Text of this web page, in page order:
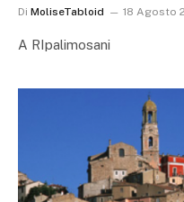
Di MoliseTabloid 18 Agosto
A RIpalimosani